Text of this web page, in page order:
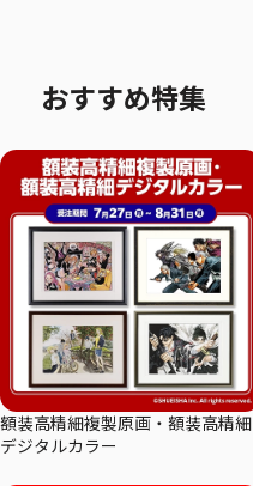
おすすめ特集
額装高精細複製原画・額装高精細
デジタルカラー